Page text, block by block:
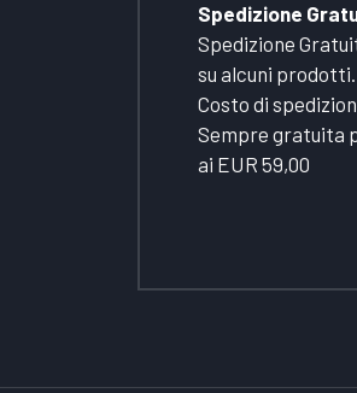
Spedizione
Spedizione
su alcuni prodotti.
Costo di
Sempre gratuita
ai EUR 59,00